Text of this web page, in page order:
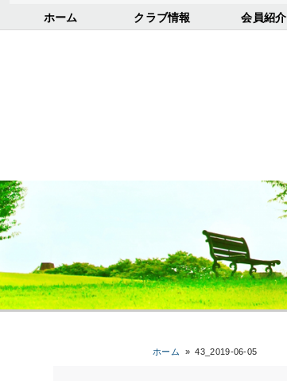
ホーム クラブ情報 会員紹介
ホーム »43_2019-06-05